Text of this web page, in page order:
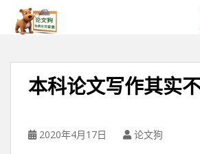
本科论文写作其实不
2020年4月17日 论文狗